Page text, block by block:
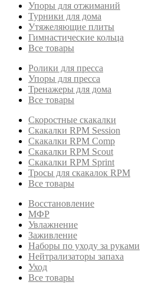
Упоры для отжиманий
Турники для дома
Утяжеляющие плиты
Гимнастические кольца
Все товары
Ролики для пресса
Упоры для пресса
Тренажеры для дома
Все товары
Скоростные скакалки
Скакалки RPM Session
Скакалки RPM Comp
Скакалки RPM Scout
Скакалки RPM Sprint
Тросы для скакалок RPM
Все товары
Восстановление
МФР
Увлажнение
Заживление
Наборы по уходу за руками
Нейтрализаторы запаха
Уход
Все товары